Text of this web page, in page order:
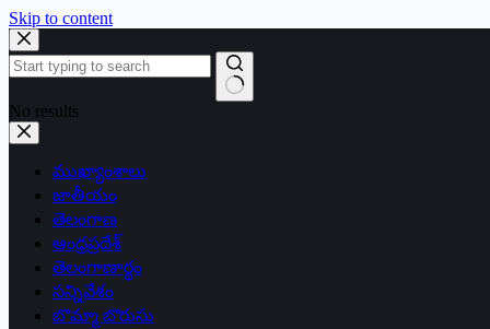
Skip to content
No results
ముఖ్యాంశాలు
జాతీయం
తెలంగాణ
ఆంధ్రప్రదేశ్
తెలంగాణార్థం
సన్నివేశం
బొమ్మా బొరుసు